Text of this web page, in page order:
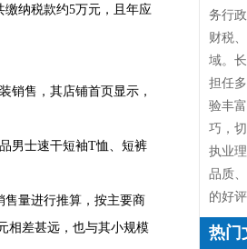
缴纳税款约5万元，且年应
销售，其店铺首页显示，
男士速干短袖T恤、短裤
售量进行推算，按主要商
相差甚远，也与其小规模
务行
财税
域。
担任
验丰
巧，
执业
品质
的好评
热门